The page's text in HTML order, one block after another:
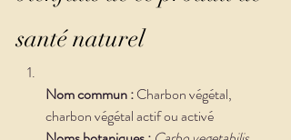
santé naturel
Nom commun : Charbon végétal,
charbon végétal actif ou activé